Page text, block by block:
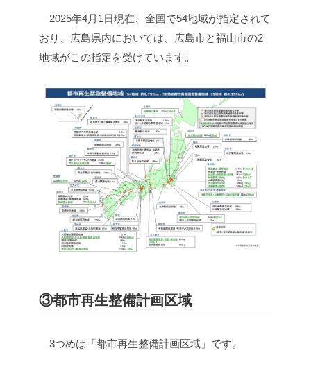
2025年4月1日現在、全国で54地域が指定されて
おり、広島県内においては、広島市と福山市の2
地域がこの指定を受けています。
③都市再生整備計画区域
3つめは「都市再生整備計画区域」です。